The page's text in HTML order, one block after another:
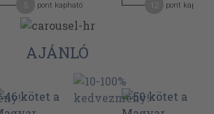
pont kapható pont kapható
AJÁNLÓ